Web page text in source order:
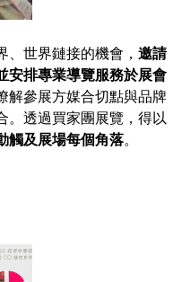
、世界鏈接的機會，邀請
安排專業導覽服務於展會
解參展方媒合切點與品牌
。透過買家團展覽，得以
觸及展場每個角落。